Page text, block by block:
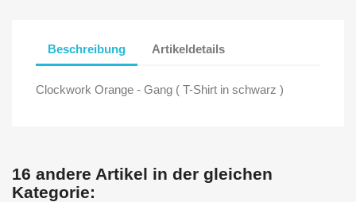
Beschreibung Artikeldetails
Clockwork Orange - Gang ( T-Shirt in schwarz )
16 andere Artikel in der gleichen
Kategorie: